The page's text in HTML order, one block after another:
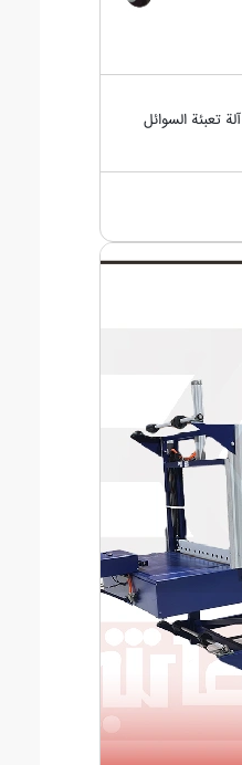
آلة تعبئة وتغليف أكياس السوائل آلة تعبئة السوائل